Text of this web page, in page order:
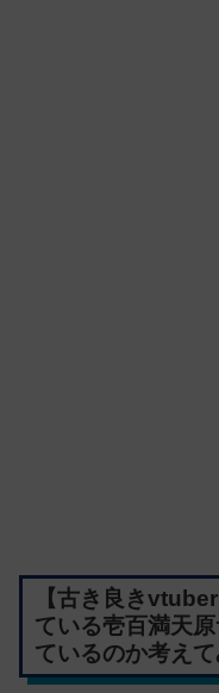
【古き良き
ている壱百満天
ているのか考えて